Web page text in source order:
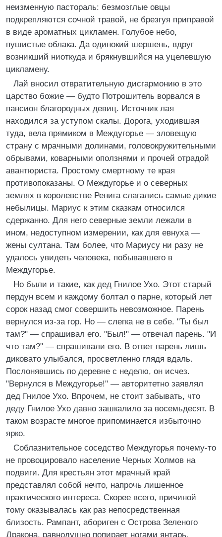
неизменную пастораль: безмозглые овцы
подкрепляются сочной травой, не брезгуя приправой
в виде ароматных цикламен. Голубое небо,
пушистые облака. Да одинокий шершень, вдруг
возникший ниоткуда и брякнувшийся на уцелевшую
цикламену.
Лай вносил отвратительную дисгармонию в это
царство божие — будто Потрошитель ворвался в
пансион благородных девиц. Источник лая
находился за уступом скалы. Дорога, уходившая
туда, вела прямиком в Междугорье — зловещую
страну с мрачными долинами, головокружительными
обрывами, коварными оползнями и прочей отрадой
авантюриста. Простому смертному те края
противопоказаны. О Междугорье и о северных
землях в королевстве Ренига слагались самые дикие
небылицы. Мариус к этим сказкам относился
сдержанно. Для него северные земли лежали в
ином, недоступном измерении, как для евнуха —
жены султана. Там более, что Мариусу ни разу не
удалось увидеть человека, побывавшего в
Междугорье.
Но были и такие, как дед Гнилое Ухо. Этот старый
пердун всем и каждому болтал о парне, который лет
сорок назад смог совершить невозможное. Парень
вернулся из-за гор. Но — слегка не в себе. "Ты был
там?" — спрашивал его. "Был!" — отвечал парень. "И
что там?" — спрашивали его. В ответ парень лишь
диковато улыбался, просветленно глядя вдаль.
Послонявшись по деревне с неделю, он исчез.
"Вернулся в Междугорье!" — авторитетно заявлял
дед Гнилое Ухо. Впрочем, не стоит забывать, что
деду Гнилое Ухо давно зашкалило за восемьдесят. В
таком возрасте многое припоминается избыточно
ярко.
Соблазнительное соседство Междугорья почему-то
не провоцировало население Черных Холмов на
подвиги. Для крестьян этот мрачный край
представлял собой нечто, напрочь лишенное
практического интереса. Скорее всего, причиной
тому оказывалась как раз непосредственная
близость. Рампант, абориген с Острова Зеленого
Дракона, равнодушно попирает ногами янтарь,